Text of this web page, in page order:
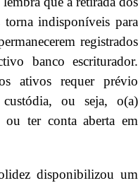
indisponíveis para
registrados
banco escriturador.
ativos requer prévio
ou seja, o(a)
ou ter conta aberta em
disponibilizou um